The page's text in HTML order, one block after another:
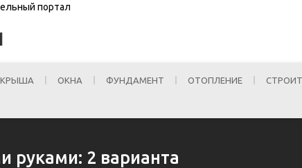
портал
КРЫША ОКНА ФУНДАМЕНТ ОТОПЛЕНИЕ
руками: 2 варианта